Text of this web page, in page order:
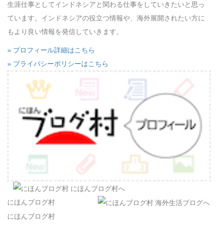
生涯仕事としてインドネシアと関わる仕事をしていきたいと思っ
ています。インドネシアの役立つ情報や、海外展開されたい方に
もより良い情報を発信していきます。
» プロフィール詳細はこちら
» プライバシーポリシーはこちら
にほんブログ村
にほんブログ村